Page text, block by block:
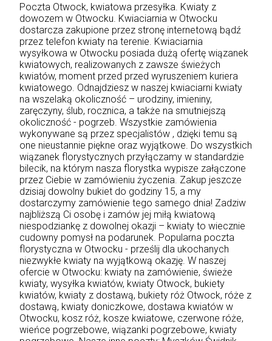
Poczta Otwock, kwiatowa przesyłka. Kwiaty z
dowozem w Otwocku. Kwiaciarnia w Otwocku
dostarcza zakupione przez stronę internetową bądź
przez telefon kwiaty na terenie. Kwiaciarnia
wysyłkowa w Otwocku posiada dużą ofertę wiązanek
kwiatowych, realizowanych z zawsze świeżych
kwiatów, moment przed przed wyruszeniem kuriera
kwiatowego. Odnajdziesz w naszej kwiaciarni kwiaty
na wszelaką okoliczność – urodziny, imieniny,
zaręczyny, ślub, rocznica, a także na smutniejszą
okoliczność - pogrzeb. Wszystkie zamówienia
wykonywane są przez specjalistów , dzięki temu są
one nieustannie piękne oraz wyjątkowe. Do wszystkich
wiązanek florystycznych przyłączamy w standardzie
bilecik, na którym nasza florystka wypisze załączone
przez Ciebie w zamówieniu życzenia. Zakup jeszcze
dzisiaj dowolny bukiet do godziny 15, a my
dostarczymy zamówienie tego samego dnia! Zadziw
najbliższą Ci osobę i zamów jej miłą kwiatową
niespodziankę z dowolnej okazji – kwiaty to wiecznie
cudowny pomysł na podarunek. Popularna poczta
florystyczna w Otwocku - prześlij dla ukochanych
niezwykłe kwiaty na wyjątkową okazję. W naszej
ofercie w Otwocku: kwiaty na zamówienie, świeże
kwiaty, wysyłka kwiatów, kwiaty Otwock, bukiety
kwiatów, kwiaty z dostawą, bukiety róż Otwock, róże z
dostawą, kwiaty doniczkowe, dostawa kwiatów w
Otwocku, kosz róż, kosze kwiatowe, czerwone róże,
wieńce pogrzebowe, wiązanki pogrzebowe, kwiaty